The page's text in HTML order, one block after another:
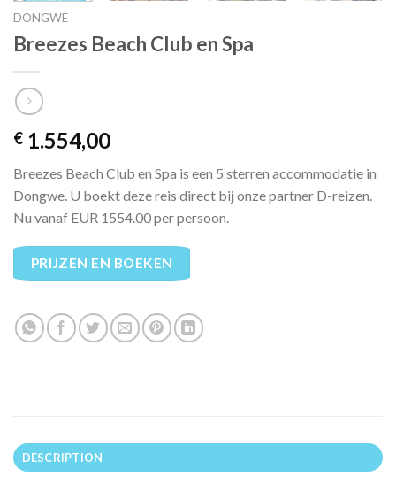
DONGWE
Breezes Beach Club en Spa
€ 1.554,00
Breezes Beach Club en Spa is een 5 sterren accommodatie in
Dongwe. U boekt deze reis direct bij onze partner D-reizen.
Nu vanaf EUR 1554.00 per persoon.
PRIJZEN EN BOEKEN
DESCRIPTION